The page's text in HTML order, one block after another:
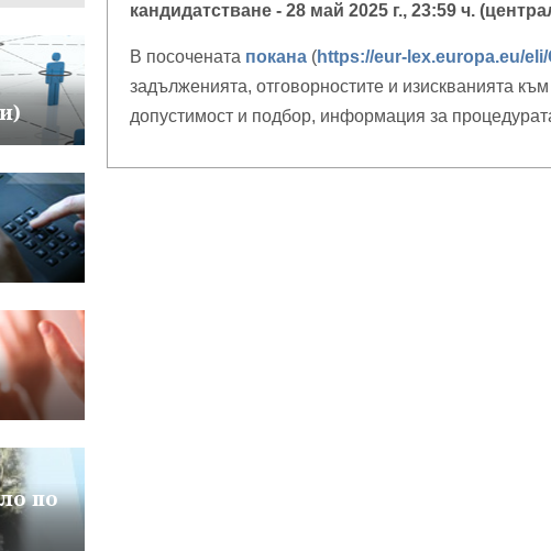
по
кандидатстване - 28 май 2025 г., 23:59 ч.
В посочената покана (https://eur-lex.europa.eu/
задълженията, отговорностите и изискванията
допустимост и подбор, информация за